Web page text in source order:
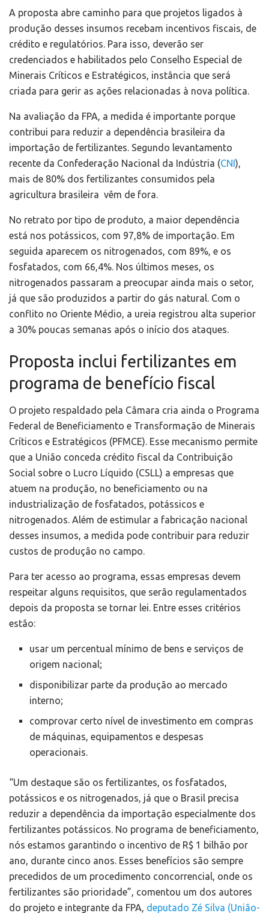
A proposta abre caminho para que projetos ligados à
produção desses insumos recebam incentivos fiscais, de
crédito e regulatórios. Para isso, deverão ser
credenciados e habilitados pelo Conselho Especial de
Minerais Críticos e Estratégicos, instância que será
criada para gerir as ações relacionadas à nova política.
Na avaliação da FPA, a medida é importante porque
contribui para reduzir a dependência brasileira da
importação de fertilizantes. Segundo levantamento
recente da Confederação Nacional da Indústria (CNI),
mais de 80% dos fertilizantes consumidos pela
agricultura brasileira vêm de fora.
No retrato por tipo de produto, a maior dependência
está nos potássicos, com 97,8% de importação. Em
seguida aparecem os nitrogenados, com 89%, e os
fosfatados, com 66,4%. Nos últimos meses, os
nitrogenados passaram a preocupar ainda mais o setor,
já que são produzidos a partir do gás natural. Com o
conflito no Oriente Médio, a ureia registrou alta superior
a 30% poucas semanas após o início dos ataques.
Proposta inclui fertilizantes em
programa de benefício fiscal
O projeto respaldado pela Câmara cria ainda o Programa
Federal de Beneficiamento e Transformação de Minerais
Críticos e Estratégicos (PFMCE). Esse mecanismo permite
que a União conceda crédito fiscal da Contribuição
Social sobre o Lucro Líquido (CSLL) a empresas que
atuem na produção, no beneficiamento ou na
industrialização de fosfatados, potássicos e
nitrogenados. Além de estimular a fabricação nacional
desses insumos, a medida pode contribuir para reduzir
custos de produção no campo.
Para ter acesso ao programa, essas empresas devem
respeitar alguns requisitos, que serão regulamentados
depois da proposta se tornar lei. Entre esses critérios
estão:
usar um percentual mínimo de bens e serviços de
origem nacional;
disponibilizar parte da produção ao mercado
interno;
comprovar certo nível de investimento em compras
de máquinas, equipamentos e despesas
operacionais.
“Um destaque são os fertilizantes, os fosfatados,
potássicos e os nitrogenados, já que o Brasil precisa
reduzir a dependência da importação especialmente dos
fertilizantes potássicos. No programa de beneficiamento,
nós estamos garantindo o incentivo de R$ 1 bilhão por
ano, durante cinco anos. Esses benefícios são sempre
precedidos de um procedimento concorrencial, onde os
fertilizantes são prioridade”, comentou um dos autores
do projeto e integrante da FPA, deputado Zé Silva (União-